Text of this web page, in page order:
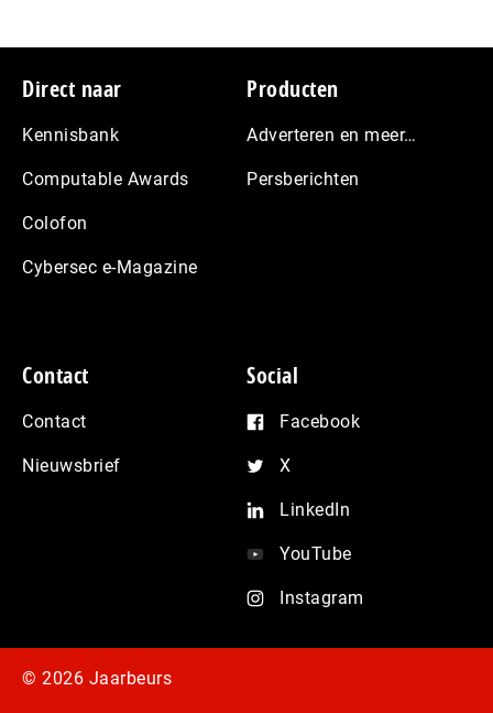
Footer
Direct naar
Kennisbank
Computable Awards
Colofon
Cybersec e-Magazine
Producten
Adverteren en meer…
Persberichten
Contact
Contact
Nieuwsbrief
Social
Facebook
X
LinkedIn
YouTube
Instagram
© 2026 Jaarbeurs